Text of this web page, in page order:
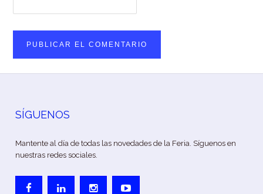
SÍGUENOS
Mantente al día de todas las novedades de la Feria. Síguenos en
nuestras redes sociales.